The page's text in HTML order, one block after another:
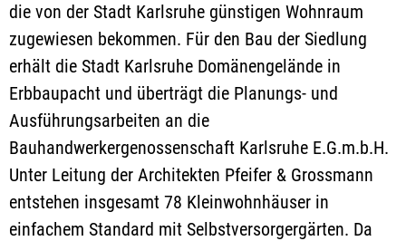
die von der Stadt Karlsruhe günstigen Wohnraum
zugewiesen bekommen. Für den Bau der Siedlung
erhält die Stadt Karlsruhe Domänengelände in
Erbbaupacht und überträgt die Planungs- und
Ausführungsarbeiten an die
Bauhandwerkergenossenschaft Karlsruhe E.G.m.b.H.
Unter Leitung der Architekten Pfeifer & Grossmann
entstehen insgesamt 78 Kleinwohnhäuser in
einfachem Standard mit Selbstversorgergärten. Da